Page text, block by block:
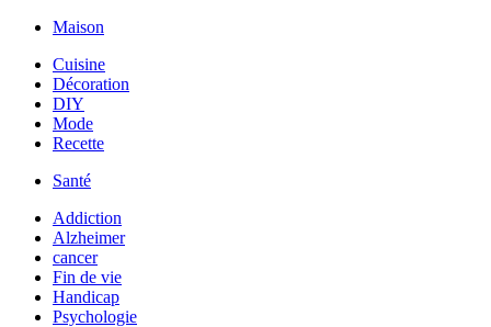
Maison
Cuisine
Décoration
DIY
Mode
Recette
Santé
Addiction
Alzheimer
cancer
Fin de vie
Handicap
Psychologie